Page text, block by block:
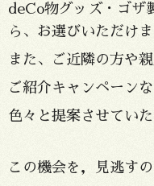
deCo物グッズ・ゴザ
ら、お選びいただけま
また、ご近隣の方や
ご紹介キャンペーン
色々と提案させていた
この機会を，見逃す